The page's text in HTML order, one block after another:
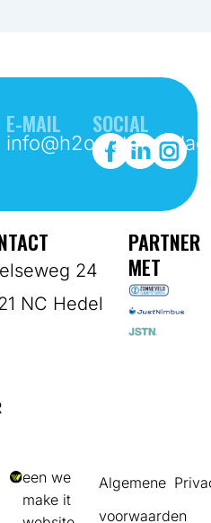
E-MAIL SOCIAL
24
NC Hedel
PARTNER
MET
Algemene
voorwaarden
een we
make it